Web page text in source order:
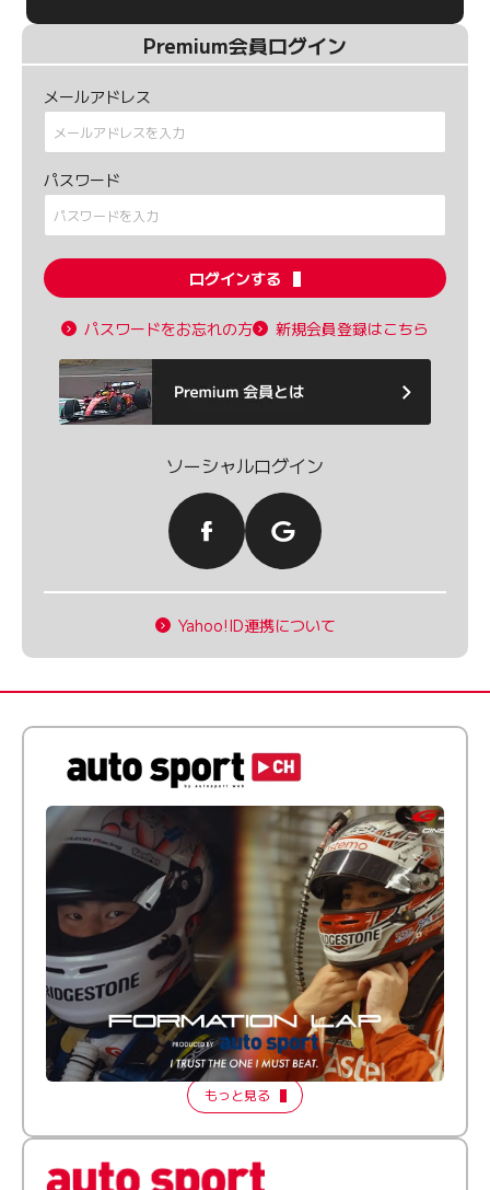
Premium会員ログイン
メールアドレス
パスワード
ログインする
パスワードをお忘れの方 新規会員登録はこちら
ソーシャルログイン
Yahoo!ID連携について
倒す相手を、信じてる。小林利徠斗 × 野村勇斗
【FORMATION LAP Produced by auto sport】
2026 Episode 2
もっと見る